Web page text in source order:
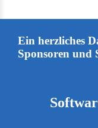
Ein herzliches
Sponsoren und